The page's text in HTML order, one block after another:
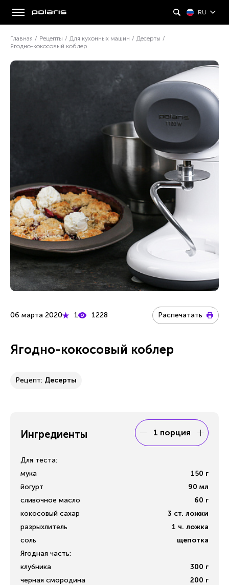
RU
Главная / Рецепты / Для кухонных машин / Десерты /
Ягодно-кокосовый коблер
06 марта 2020 1 1228 Распечатать
Ягодно-кокосовый коблер
Рецепт: Десерты
Ингредиенты 1 порция
Для теста:
мука
150 г
йогурт
90 мл
сливочное масло
60 г
кокосовый сахар
3 ст. ложки
разрыхлитель
1 ч. ложка
соль
щепотка
Ягодная часть:
клубника
300 г
черная смородина
200 г